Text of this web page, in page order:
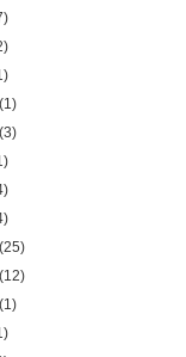
(1)
(3)
(25)
(12)
(1)